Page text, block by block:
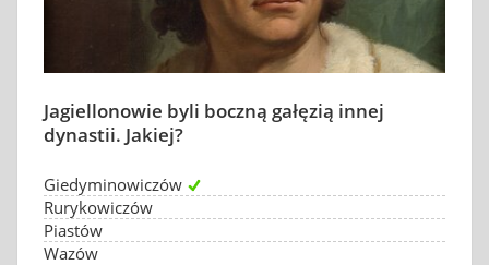
Jagiellonowie byli boczną gałęzią innej
dynastii. Jakiej?
Giedyminowiczów
Rurykowiczów
Piastów
Wazów